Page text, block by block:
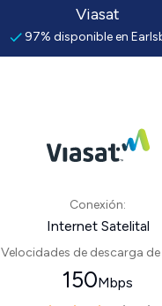
Viasat
97% disponible en
Conexión:
Internet Satelital
Velocidades de descarga
150Mbps